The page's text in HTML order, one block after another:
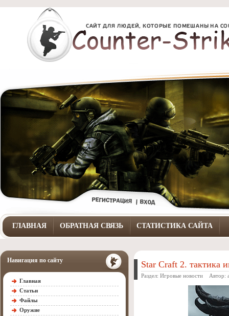
ГЛАВНАЯ ОБРАТНАЯ СВЯЗЬ СТАТИСТИКА САЙТА
Навигация по сайту
Главная
Статьи
Файлы
Оружие
Star Craft 2. тактика
Раздел: Игровые новости Автор: